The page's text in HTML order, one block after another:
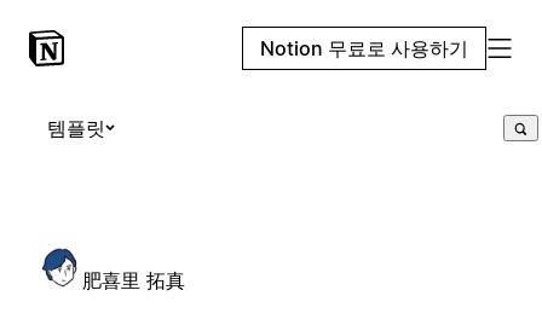
Notion 무료로 사용하기
템플릿
肥喜里 拓真